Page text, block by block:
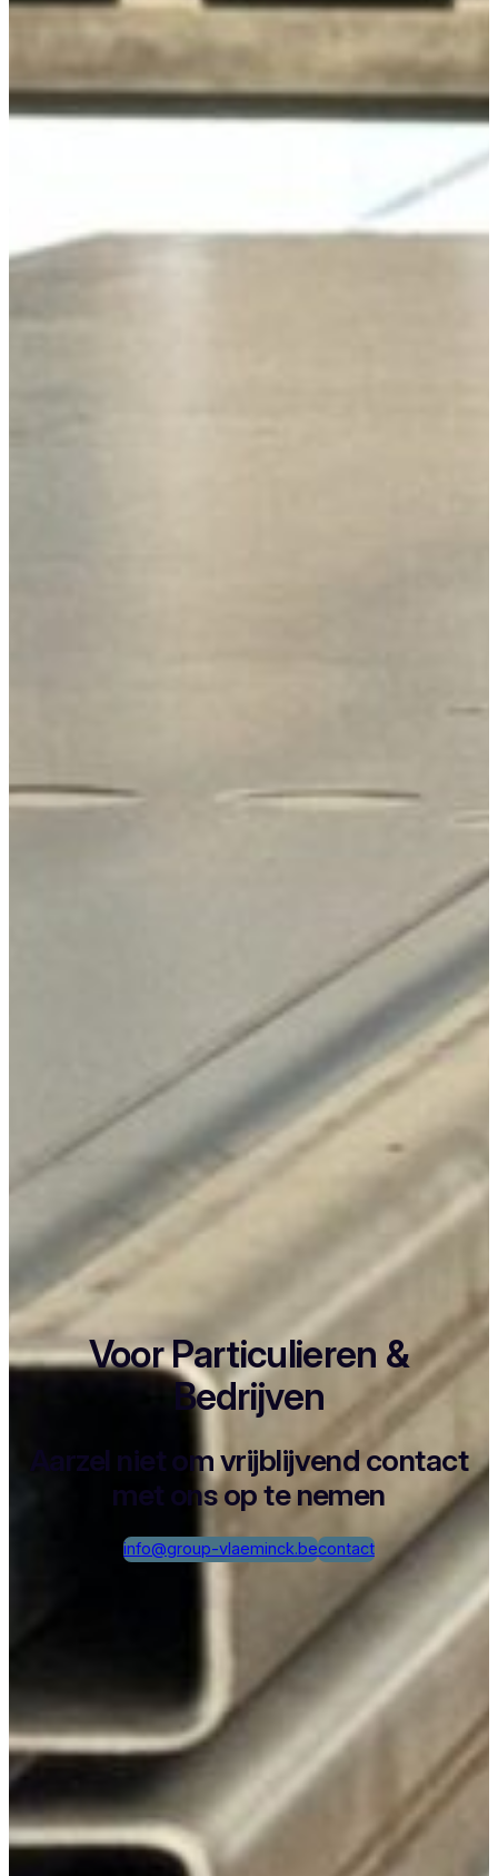
Voor Particulieren &
Bedrijven
Aarzel niet om vrijblijvend contact
met ons op te nemen
info@group-vlaeminck.becontact